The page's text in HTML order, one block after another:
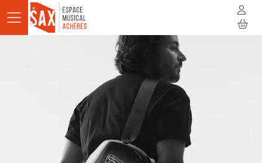
Aller au contenu principal
ACTUALITÉS
RÉSIDENCES